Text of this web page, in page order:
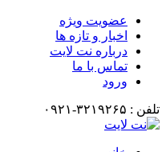
ویژه
و تازه ها
نت لایت
با ما